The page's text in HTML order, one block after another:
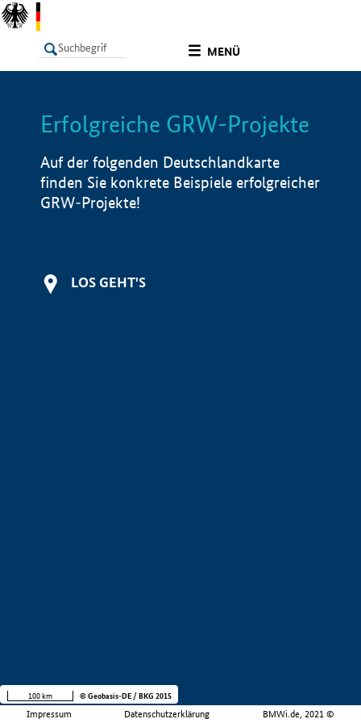
MENÜ
LISTE Info
Erfolgreiche GRW-Projekte
Auf der folgenden Deutschlandkarte
finden Sie konkrete Beispiele erfolgreicher
GRW-Projekte!
LOS GEHT'S
Impressum Datenschutzerklärung BMWi.de, 2021 ©
100 km © Geobasis-DE / BKG 2015